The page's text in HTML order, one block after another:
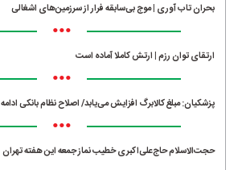
بحران تاب آوری | موج بی‌سابقه فرار از سرزمین‌های اشغالی
•••
ارتقای توان رزم | ارتش کاملا آماده است
•••
پزشکیان: مبلغ کالابرگ افزایش می‌یابد/ اصلاح نظام بانکی ادامه
•••
حجت‌الاسلام حاج‌علی‌اکبری خطیب نماز جمعه این هفته تهران